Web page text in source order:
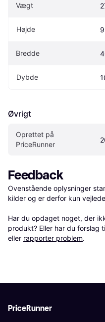
Vægt
Højde
Bredde
Dybde
Øvrigt
Oprettet på
PriceRunner
Feedback
Ovenstående oplysninger
kilder og er derfor kun
Har du opdaget noget, der
produkt? Eller har du forslag
eller rapporter problem.
PriceRunner